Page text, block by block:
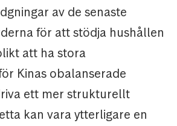
av de senaste
för att stödja hushållen
att ha stora
Kinas obalanserade
ett mer strukturellt
kan vara ytterligare en